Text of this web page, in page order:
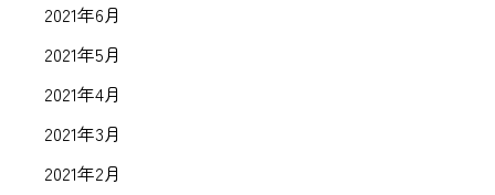
2021年6月
2021年5月
2021年4月
2021年3月
2021年2月